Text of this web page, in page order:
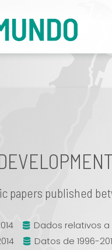
papers published
Dados relativos a
Datos de 1996-